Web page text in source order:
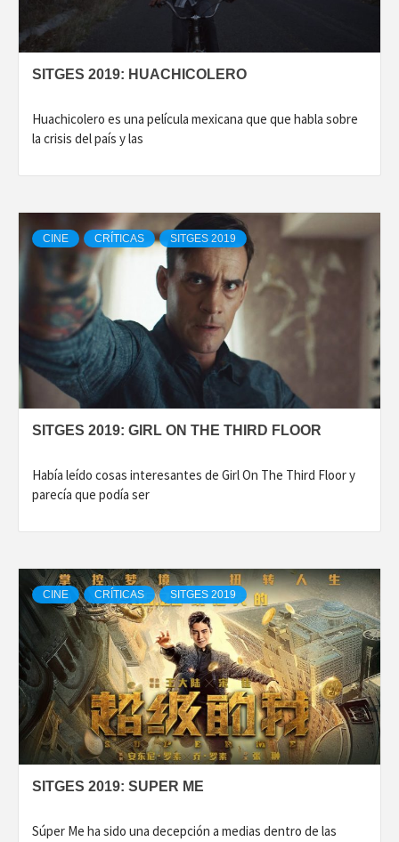
SITGES 2019: HUACHICOLERO
Huachicolero es una película mexicana que que habla sobre
la crisis del país y las
CINE CRÍTICAS SITGES 2019
SITGES 2019: GIRL ON THE THIRD FLOOR
Había leído cosas interesantes de Girl On The Third Floor y
parecía que podía ser
CINE CRÍTICAS SITGES 2019
SITGES 2019: SUPER ME
Súper Me ha sido una decepción a medias dentro de las